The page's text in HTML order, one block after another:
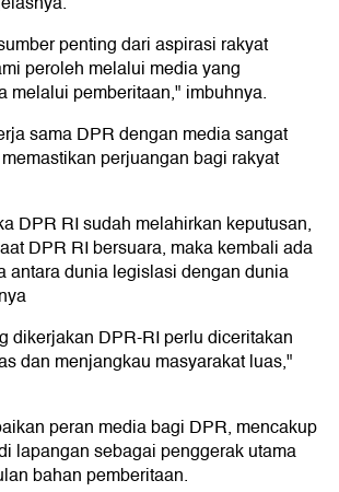
penting dari aspirasi rakyat
peroleh melalui media yang
melalui pemberitaan," imbuhnya.
sama DPR dengan media sangat
perjuangan bagi rakyat
DPR RI sudah melahirkan keputusan,
DPR RI bersuara, maka kembali ada
antara dunia legislasi dengan dunia
dikerjakan DPR-RI perlu diceritakan
dan menjangkau masyarakat luas,"
peran media bagi DPR, mencakup
lapangan sebagai penggerak utama
bahan pemberitaan.